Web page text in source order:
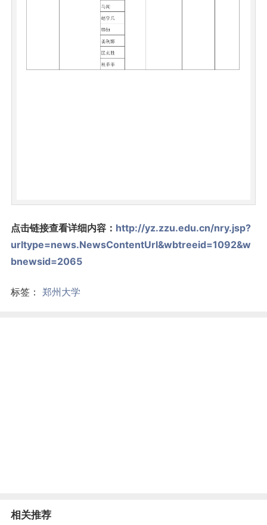
点击链接查看详细内容： http://yz.zzu.edu.cn/nry.jsp?
urltype=news.NewsContentUrl&wbtreeid=1092&w
bnewsid=2065
标签： 郑州大学
相关推荐